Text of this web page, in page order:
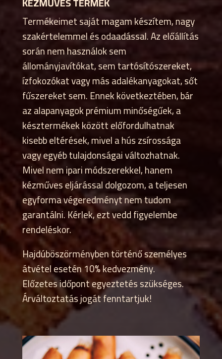
Termékeimet saját magam készítem, nagy
szakértelemmel és odaadással. Az előállítás
során nem használok sem
állományjavítókat, sem tartósítószereket,
ízfokozókat vagy más adalékanyagokat, sőt
fűszereket sem. Ennek következtében, bár
az alapanyagok prémium minőségűek, a
késztermékek között előfordulhatnak
kisebb eltérések, mivel a hús zsírossága
vagy egyéb tulajdonságai változhatnak.
Mivel nem ipari módszerekkel, hanem
kézműves eljárással dolgozom, a teljesen
egyforma végeredményt nem tudom
garantálni. Kérlek, ezt vedd figyelembe
rendeléskor.
Hajdúböszörményben történő személyes
átvétel esetén 10% kedvezmény.
Előzetes időpont egyeztetés szükséges.
Árváltoztatás jogát fenntartjuk!